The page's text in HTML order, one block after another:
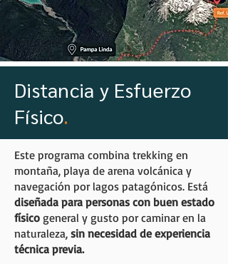
Distancia y Esfuerzo
Físico.
Este programa combina trekking en
montaña, playa de arena volcánica y
navegación por lagos patagónicos. Está
diseñada para personas con buen estado
físico general y gusto por caminar en la
naturaleza, sin necesidad de experiencia
técnica previa.